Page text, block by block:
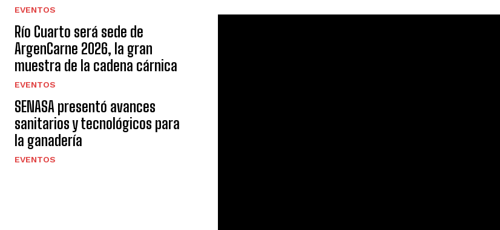
EVENTOS
Río Cuarto será sede de
ArgenCarne 2026, la gran
muestra de la cadena cárnica
EVENTOS
SENASA presentó avances
sanitarios y tecnológicos para
la ganadería
EVENTOS